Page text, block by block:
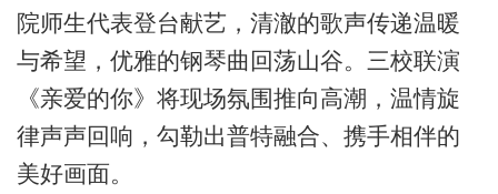
院师生代表登台献艺，清澈的歌声传递温暖
与希望 ， 优雅的钢琴曲回荡山谷。三校联演
《亲爱的你》将现场氛围推向高潮，温情旋
律声声回响，勾勒出普特融合、携手相伴的
美好画面。